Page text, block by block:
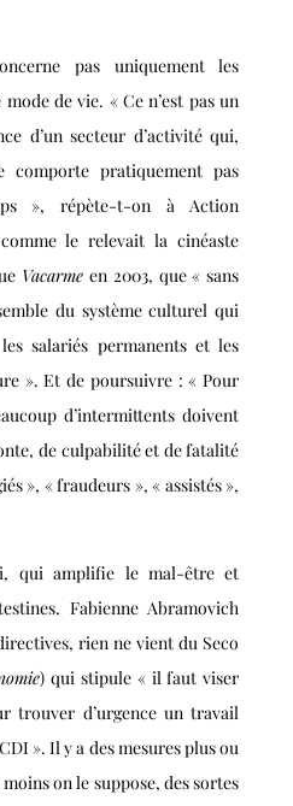
pas uniquement les
de vie. « Ce n’est pas un
d’un secteur d’activité qui,
comporte pratiquement pas
», répète-t-on à Action
le relevait la cinéaste
Vacarmeen 2003, que « sans
du système culturel qui
salariés permanents et les
». Et de poursuivre : « Pour
d’intermittents doivent
de culpabilité et de fatalité
», « fraudeurs », « assistés »,
qui amplifie le mal-être et
Fabienne Abramovich
rien ne vient du Seco
) qui stipule « il faut viser
trouver d’urgence un travail
». Il y a des mesures plus ou
on le suppose, des sortes